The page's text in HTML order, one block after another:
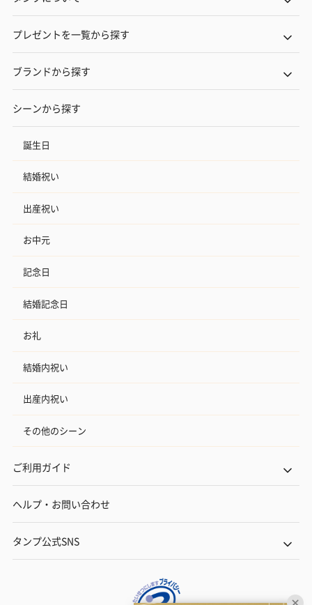
プレゼントを一覧から探す
ブランドから探す
シーンから探す
誕生日
結婚祝い
出産祝い
お中元
記念日
結婚記念日
お礼
結婚内祝い
出産内祝い
その他のシーン
ご利用ガイド
ヘルプ・お問い合わせ
タンプ公式SNS